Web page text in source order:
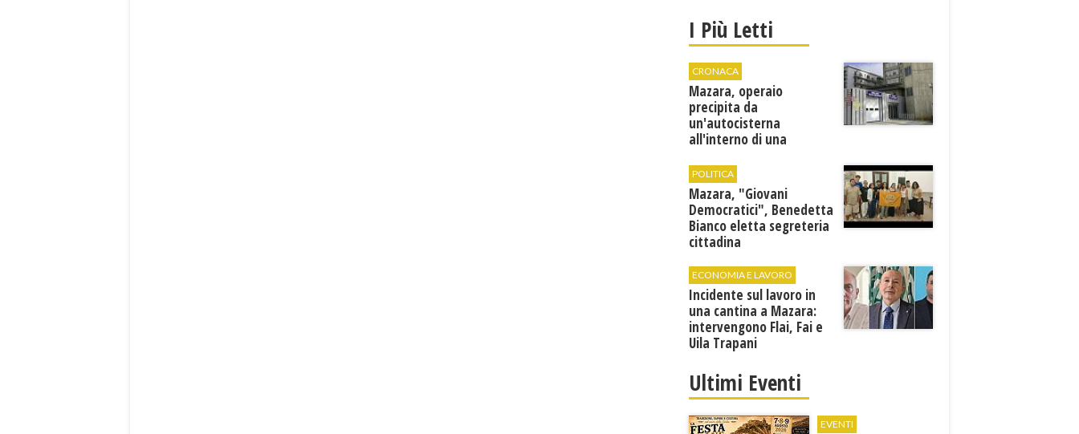
I Più Letti
CRONACA
Mazara, operaio
precipita da
un'autocisterna
all'interno di una
condizioni al "Villa Sofia"
POLITICA
Mazara, "Giovani
Democratici", Benedetta
Bianco eletta segreteria
cittadina
ECONOMIA E LAVORO
Incidente sul lavoro in
una cantina a Mazara:
intervengono Flai, Fai e
Uila Trapani
Ultimi Eventi
EVENTI